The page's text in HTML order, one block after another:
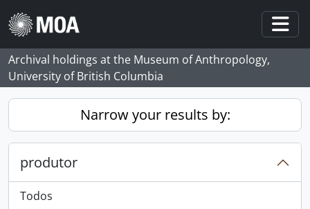
Skip to main content
Archival holdings at the Museum of Anthropology,
University of British Columbia
Narrow your results by:
produtor
Todos